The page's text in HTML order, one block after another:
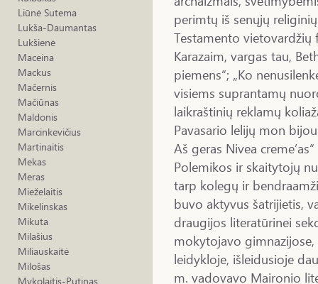
Liūnė Sutema
Lukša-Daumantas
Lukšienė
Maceina
Mackus
Mačernis
Mačiūnas
Maldonis
Marcinkevičius
Martinaitis
Mekas
Meras
Mieželaitis
Mikelinskas
Mikuta
Milašius
Miliauskaitė
Milošas
Mykolaitis-Putinas
perimtų iš senųjų
Testamento vietovardžių
Karazaim, vargas tau,
piemens“; „Ko
visiems suprantamų
laikraštinių reklamų
Pavasario lelijų mon
Aš geras Nivea
Polemikos ir skaitytojų
tarp kolegų ir
buvo aktyvus šatrijietis,
draugijos literatūrinei
mokytojavo
leidykloje, išleidusioje
m. vadovavo Maironio